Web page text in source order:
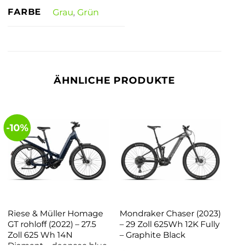
FARBE Grau, Grün
ÄHNLICHE PRODUKTE
-10%
Riese & Müller Homage
GT rohloff (2022) – 27.5
Zoll 625 Wh 14N
Diamant – deepsea blue
Mondraker Chaser (2023)
– 29 Zoll 625Wh 12K Fully
– Graphite Black